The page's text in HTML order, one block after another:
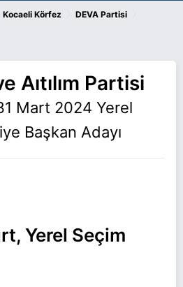
Kocaeli Körfez DEVA Partisi
Aıtılım Partisi
Mart 2024 Yerel
Başkan Adayı
Yerel Seçim